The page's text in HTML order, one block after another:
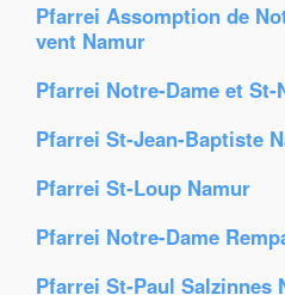
Pfarrei Assomption de
vent Namur
Pfarrei Notre-Dame et
Pfarrei St-Jean-Baptiste
Pfarrei St-Loup Namur
Pfarrei Notre-Dame
Pfarrei St-Paul Salzinnes